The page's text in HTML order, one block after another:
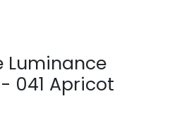
Luminance
041 Apricot